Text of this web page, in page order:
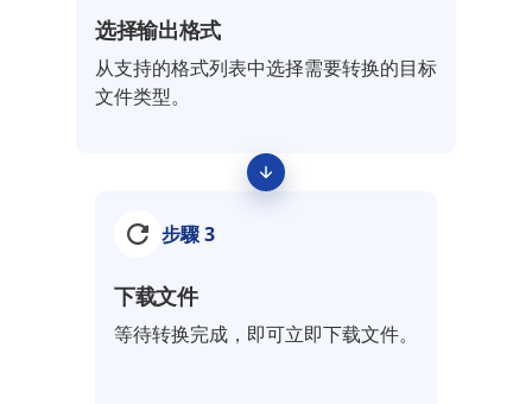
选择输出格式
从支持的格式列表中选择需要转换的目标
文件类型。
步驟 3
下载文件
等待转换完成，即可立即下载文件。